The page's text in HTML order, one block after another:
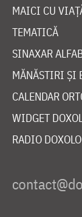
MAICI CU
TEMATICĂ
SINAXAR
MĂNĂSTIRI ȘI
CALENDAR
WIDGET
RADIO